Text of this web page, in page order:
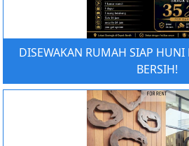
DISEWAKAN RUMAH SIAP HUNI
BERSIH!